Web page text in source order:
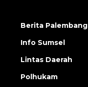
Berita Palembang
Info Sumsel
Lintas Daerah
Polhukam